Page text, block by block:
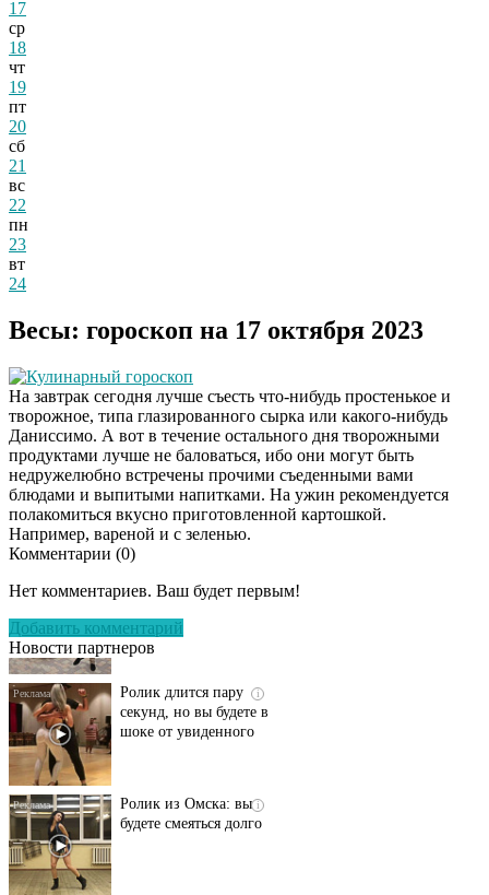
17
ср
18
чт
19
пт
20
сб
21
вс
22
пн
23
вт
24
Весы: гороскоп на 17 октября 2023
Кулинарный гороскоп
На завтрак сегодня лучше съесть что-нибудь простенькое и
творожное, типа глазированного сырка или какого-нибудь
Даниссимо. А вот в течение остального дня творожными
продуктами лучше не баловаться, ибо они могут быть
недружелюбно встречены прочими съеденными вами
блюдами и выпитыми напитками. На ужин рекомендуется
полакомиться вкусно приготовленной картошкой.
Например, вареной и с зеленью.
Комментарии (0)
Нет комментариев. Ваш будет первым!
Добавить комментарий
Новости партнеров
Этот танец невесты
Пересмотрела 10 раз
секунд, но вы будете в
шоке от увиденного
будете смеяться долго